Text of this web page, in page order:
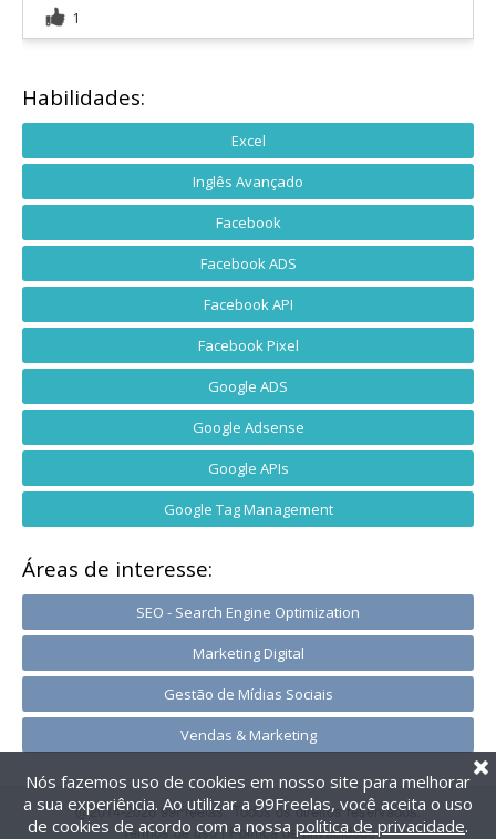
1
Habilidades:
Excel
Inglês Avançado
Facebook
Facebook ADS
Facebook API
Facebook Pixel
Google ADS
Google Adsense
Google APIs
Google Tag Management
Áreas de interesse:
SEO - Search Engine Optimization
Marketing Digital
Gestão de Mídias Sociais
Vendas & Marketing
@2014-2026 99Freelas. Todos os direitos reservados.
Termos de uso| Política de privacidade
Nós fazemos uso de cookies em nosso site para melhorar
a sua experiência. Ao utilizar a 99Freelas, você aceita o uso
de cookies de acordo com a nossa política de privacidade.